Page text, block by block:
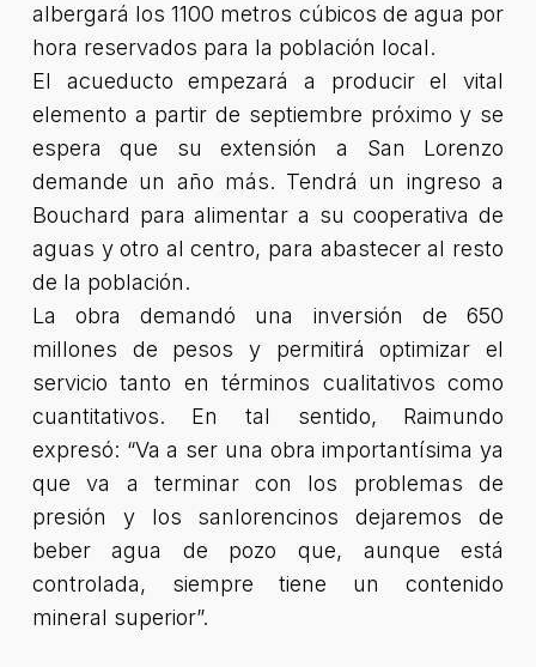
albergará los 1100 metros cúbicos de agua por
hora reservados para la población local.
El acueducto empezará a producir el vital
elemento a partir de septiembre próximo y se
espera que su extensión a San Lorenzo
demande un año más. Tendrá un ingreso a
Bouchard para alimentar a su cooperativa de
aguas y otro al centro, para abastecer al resto
de la población.
La obra demandó una inversión de 650
millones de pesos y permitirá optimizar el
servicio tanto en términos cualitativos como
cuantitativos. En tal sentido, Raimundo
expresó: “Va a ser una obra importantísima ya
que va a terminar con los problemas de
presión y los sanlorencinos dejaremos de
beber agua de pozo que, aunque está
controlada, siempre tiene un contenido
mineral superior”.